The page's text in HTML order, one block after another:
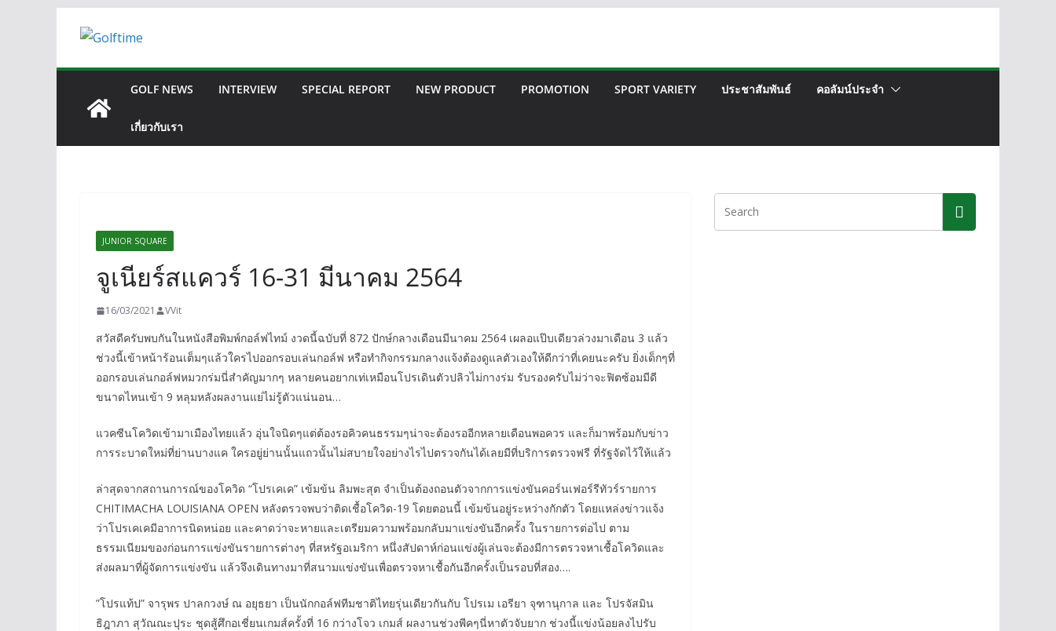
GOLF NEWS INTERVIEW SPECIAL REPORT NEW PRODUCT PROMOTION SPORT VARIETY ประชาสัมพันธ์ คอลัมน์ประจำ
เกี่ยวกับเรา
JUNIOR SQUARE
จูเนียร์สแควร์ 16-31 มีนาคม 2564
16/03/2021 VVit
สวัสดีครับพบกันในหนังสือพิมพ์กอล์ฟไทม์ งวดนี้ฉบับที่ 872 ปักษ์กลางเดือนมีนาคม 2564 เผลอแป๊บเดียวล่วงมาเดือน 3 แล้ว
ช่วงนี้เข้าหน้าร้อนเต็มๆแล้วใครไปออกรอบเล่นกอล์ฟ หรือทำกิจกรรมกลางแจ้งต้องดูแลตัวเองให้ดีกว่าที่เคยนะครับ ยิ่งเด็กๆที่
ออกรอบเล่นกอล์ฟหมวกร่มนี่สำคัญมากๆ หลายคนอยากเท่เหมือนโปรเดินตัวปลิวไม่กางร่ม รับรองครับไม่ว่าจะฟิตซ้อมมีดี
ขนาดไหนเข้า 9 หลุมหลังผลงานแย่ไม่รู้ตัวแน่นอน…
แวคซีนโควิดเข้ามาเมืองไทยแล้ว อุ่นใจนิดๆแต่ต้องรอคิวคนธรรมๆน่าจะต้องรออีกหลายเดือนพอควร และก็มาพร้อมกับข่าว
การระบาดใหม่ที่ย่านบางแค ใครอยู่ย่านนั้นแถวนั้นไม่สบายใจอย่างไรไปตรวจกันได้เลยมีที่บริการตรวจฟรี ที่รัฐจัดไว้ให้แล้ว
ล่าสุดจากสถานการณ์ของโควิด “โปรเคเค” เข้มข้น ลิมพะสุต จำเป็นต้องถอนตัวจากการแข่งขันคอร์นเฟอร์รีทัวร์รายการ
CHITIMACHA LOUISIANA OPEN หลังตรวจพบว่าติดเชื้อโควิด-19 โดยตอนนี้ เข้มข้นอยู่ระหว่างกักตัว โดยแหล่งข่าวแจ้ง
ว่าโปรเคเคมีอาการนิดหน่อย และคาดว่าจะหายและเตรียมความพร้อมกลับมาแข่งขันอีกครั้ง ในรายการต่อไป ตาม
ธรรมเนียมของก่อนการแข่งขันรายการต่างๆ ที่สหรัฐอเมริกา หนึ่งสัปดาห์ก่อนแข่งผู้เล่นจะต้องมีการตรวจหาเชื้อโควิดและ
ส่งผลมาที่ผู้จัดการแข่งขัน แล้วจึงเดินทางมาที่สนามแข่งขันเพื่อตรวจหาเชื้อกันอีกครั้งเป็นรอบที่สอง….
”โปรแท้ป” จารุพร ปาลกวงษ์ ณ อยุธยา เป็นนักกอล์ฟทีมชาติไทยรุ่นเดียวกันกับ โปรเม เอรียา จุฑานุกาล และ โปรจัสมิน
ธิฎาภา สุวัณณะปุระ ชุดสู้ศึกอเชี่ยนเกมส์ครั้งที่ 16 กว่างโจว เกมส์ ผลงานช่วงพีคๆนี่หาตัวจับยาก ช่วงนี้แข่งน้อยลงไปรับ